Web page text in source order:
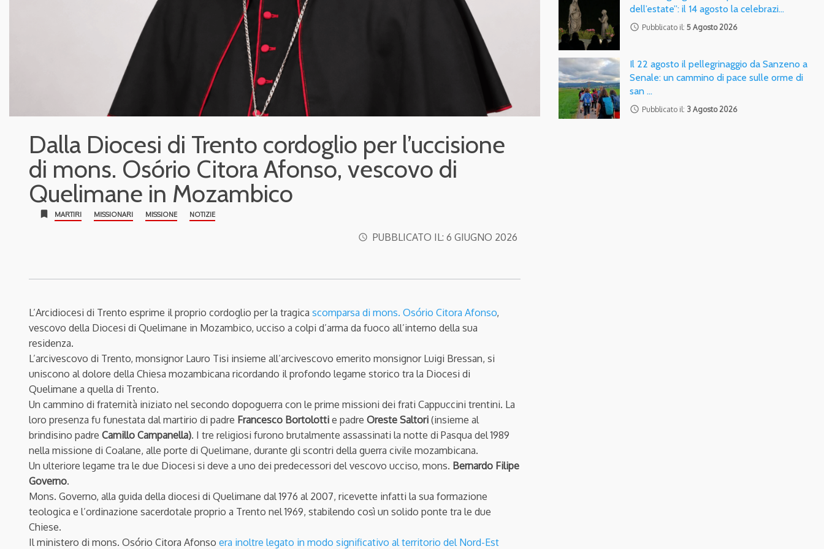
Dalla Diocesi di Trento cordoglio per l’uccisione
di mons. Osório Citora Afonso, vescovo di
Quelimane in Mozambico
bookmark MARTIRI MISSIONARI MISSIONE NOTIZIE
access_time PUBBLICATO IL: 6 GIUGNO 2026
L’Arcidiocesi di Trento esprime il proprio cordoglio per la tragica scomparsa di mons. Osório Citora Afonso,
vescovo della Diocesi di Quelimane in Mozambico, ucciso a colpi d’arma da fuoco all’interno della sua
residenza.
L’arcivescovo di Trento, monsignor Lauro Tisi insieme all’arcivescovo emerito monsignor Luigi Bressan, si
uniscono al dolore della Chiesa mozambicana ricordando il profondo legame storico tra la Diocesi di
Quelimane a quella di Trento.
Un cammino di fraternità iniziato nel secondo dopoguerra con le prime missioni dei frati Cappuccini trentini. La
loro presenza fu funestata dal martirio di padre Francesco Bortolotti e padre Oreste Saltori (insieme al
brindisino padre Camillo Campanella). I tre religiosi furono brutalmente assassinati la notte di Pasqua del 1989
nella missione di Coalane, alle porte di Quelimane, durante gli scontri della guerra civile mozambicana.
Un ulteriore legame tra le due Diocesi si deve a uno dei predecessori del vescovo ucciso, mons. Bernardo Filipe
Governo.
Mons. Governo, alla guida della diocesi di Quelimane dal 1976 al 2007, ricevette infatti la sua formazione
teologica e l’ordinazione sacerdotale proprio a Trento nel 1969, stabilendo così un solido ponte tra le due
Chiese.
Il ministero di mons. Osório Citora Afonso era inoltre legato in modo significativo al territorio del Nord-Est
dell’estate”: il 14 agosto la celebrazi…
access_time Pubblicato il:5 Agosto 2026
Il 22 agosto il pellegrinaggio da Sanzeno a
Senale: un cammino di pace sulle orme di
san …
access_time Pubblicato il: 3 Agosto 2026